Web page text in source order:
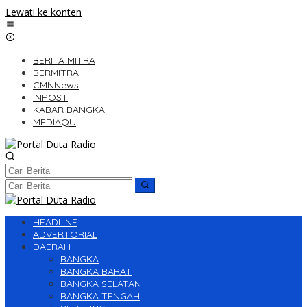
Lewati ke konten
BERITA MITRA
BERMITRA
CMNNews
INPOST
KABAR BANGKA
MEDIAQU
HEADLINE
ADVERTORIAL
DAERAH
BANGKA
BANGKA BARAT
BANGKA SELATAN
BANGKA TENGAH